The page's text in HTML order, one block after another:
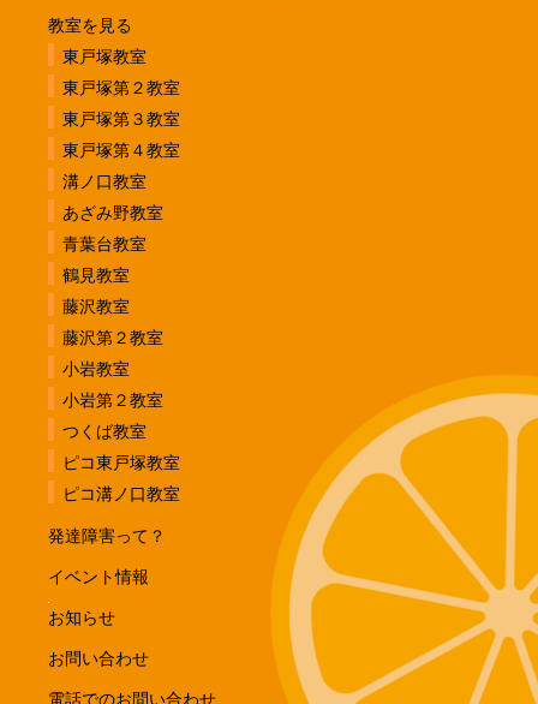
教室を見る
東戸塚教室
東戸塚第２教室
東戸塚第３教室
東戸塚第４教室
溝ノ口教室
あざみ野教室
青葉台教室
鶴見教室
藤沢教室
藤沢第２教室
小岩教室
小岩第２教室
つくば教室
ピコ東戸塚教室
ピコ溝ノ口教室
発達障害って？
イベント情報
お知らせ
お問い合わせ
電話でのお問い合わせ